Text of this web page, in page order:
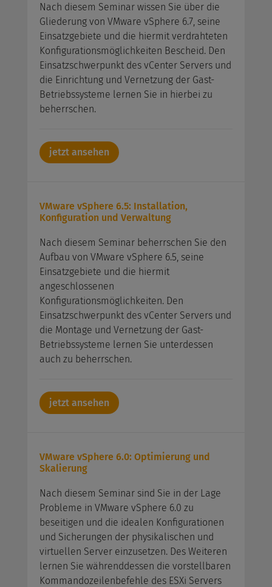
Nach diesem Seminar wissen Sie über die
Gliederung von VMware vSphere 6.7, seine
Einsatzgebiete und die hiermit verdrahteten
Konfigurationsmöglichkeiten Bescheid. Den
Einsatzschwerpunkt des vCenter Servers und
die Einrichtung und Vernetzung der Gast-
Betriebssysteme lernen Sie in hierbei zu
beherrschen.
jetzt ansehen
VMware vSphere 6.5: Installation,
Konfiguration und Verwaltung
Nach diesem Seminar beherrschen Sie den
Aufbau von VMware vSphere 6.5, seine
Einsatzgebiete und die hiermit
angeschlossenen
Konfigurationsmöglichkeiten. Den
Einsatzschwerpunkt des vCenter Servers und
die Montage und Vernetzung der Gast-
Betriebssysteme lernen Sie unterdessen
auch zu beherrschen.
jetzt ansehen
VMware vSphere 6.0: Optimierung und
Skalierung
Nach diesem Seminar sind Sie in der Lage
Probleme in VMware vSphere 6.0 zu
beseitigen und die idealen Konfigurationen
und Sicherungen der physikalischen und
virtuellen Server einzusetzen. Des Weiteren
lernen Sie währenddessen die vorstellbaren
Kommandozeilenbefehle des ESXi Servers